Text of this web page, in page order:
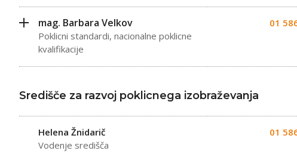
mag. Barbara Velkov
Poklicni standardi, nacionalne poklicne
kvalifikacije
01
Središče za razvoj poklicnega izobraževanja
Helena Žnidarič
Vodenje središča
01